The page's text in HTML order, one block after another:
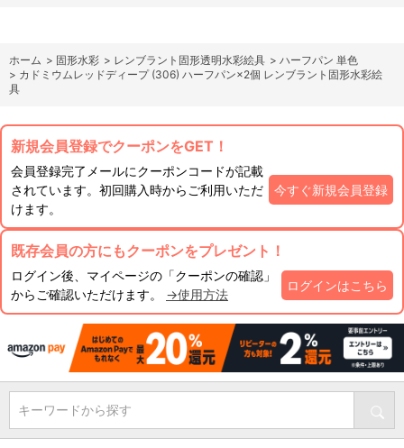
ホーム > 固形水彩 > レンブラント固形透明水彩絵具 > ハーフパン 単色
> カドミウムレッドディープ (306) ハーフパン×2個 レンブラント固形水彩絵
具
新規会員登録でクーポンをGET！
会員登録完了メールにクーポンコードが記載
されています。初回購入時からご利用いただ
けます。
今すぐ新規会員登録
既存会員の方にもクーポンをプレゼント！
ログイン後、マイページの「クーポンの確認」
からご確認いただけます。 →使用方法
ログインはこちら
キーワードから探す